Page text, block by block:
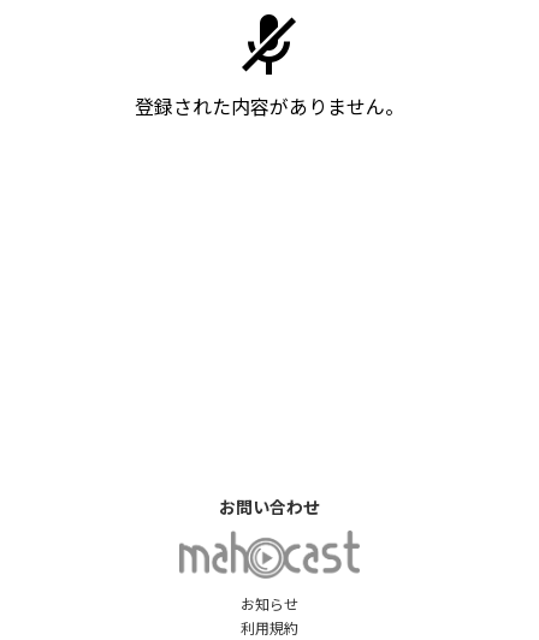
登録された内容がありません。
お知らせ
利用規約
お問い合わせ